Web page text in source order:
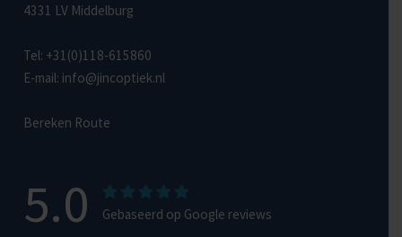
4331 LV Middelburg
Tel: +31(0)118-615860
E-mail: info@jincoptiek.nl
Bereken Route
5.0 Gebaseerd op Google reviews